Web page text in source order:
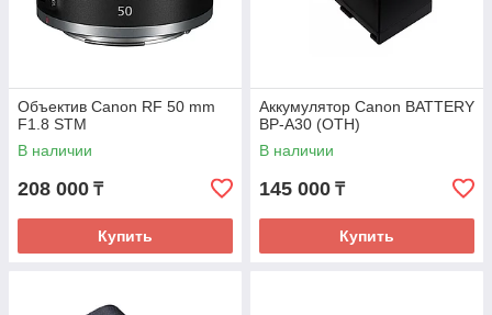
Объектив Canon RF 50 mm
F1.8 STM
В наличии
208 000 ₸
Купить
Аккумулятор Canon BATTERY
BP-A30 (OTH)
В наличии
145 000 ₸
Купить